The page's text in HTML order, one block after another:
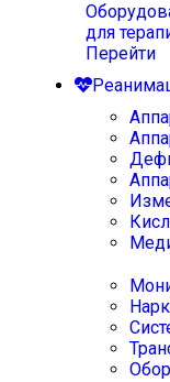
для
Перейти